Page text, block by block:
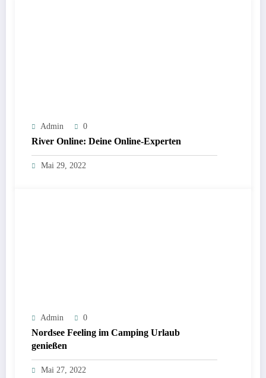
Admin 0
River Online: Deine Online-Experten
Mai 29, 2022
Admin 0
Nordsee Feeling im Camping Urlaub
genießen
Mai 27, 2022